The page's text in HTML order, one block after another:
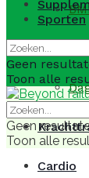
Cardio
Sporten
Geen
Toon alle
Geen
Toon alle